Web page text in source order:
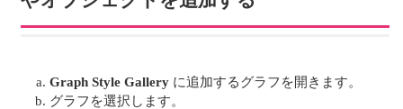
Graph Style Gallery に追加するグラフを開きます。
グラフを選択します。